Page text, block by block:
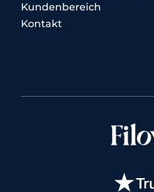
Kundenbereich
Kontakt